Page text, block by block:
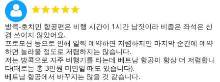
아
에
서
왕
복
Aug
2018
rating
Review
by
on
27
Jul
2018
review
stating
조
기
예
약
이
방콕-호치민 항공편은 비행 시간이 1시간 남짓이라 비좁은 좌석은 신
경 쓰이지 않았어요.
프로모션 등으로 인해 일찍 예약하면 저렴하지만 마지막 순간에 예약
하면 놀라울 정도로 저렴하지는 않습니다.
저는 방콕으로 자주 비행기를 타는데 베트남 항공이 항상 더 저렴합니
다(때로는 총 3만원 미만일 때도 있습니다).
베트남 항공에서 바꾸지는 않을 것 같습니다.